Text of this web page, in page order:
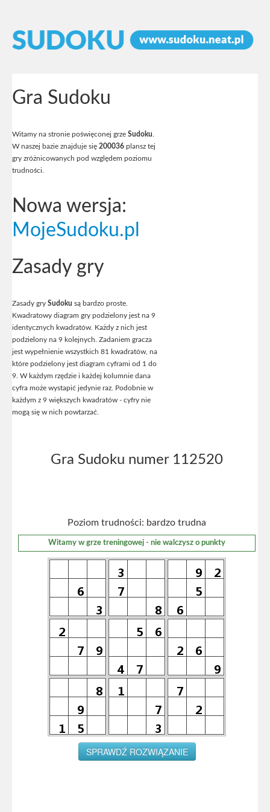
Gra Sudoku
Witamy na stronie poświęconej grze Sudoku
W naszej bazie znajduje się 200036 plansz tej
gry zróżnicowanych pod względem poziomu
trudności.
Nowa wersja:
MojeSudoku.pl
Zasady gry
Zasady gry Sudoku są bardzo proste.
Kwadratowy diagram gry podzielony jest na 9
identycznych kwadratów. Każdy z nich jest
podzielony na 9 kolejnych. Zadaniem gracza
jest wypełnienie wszystkich 81 kwadratów, na
które podzielony jest diagram cyframi od 1 do
9. W każdym rzędzie i każdej kolumnie dana
cyfra może wystapić jedynie raz. Podobnie w
każdym z 9 większych kwadratów - cyfry nie
mogą się w nich powtarzać.
Gra Sudoku numer 112520
Poziom trudności: bardzo trudna
Witamy w grze treningowej - nie walczysz o punkty